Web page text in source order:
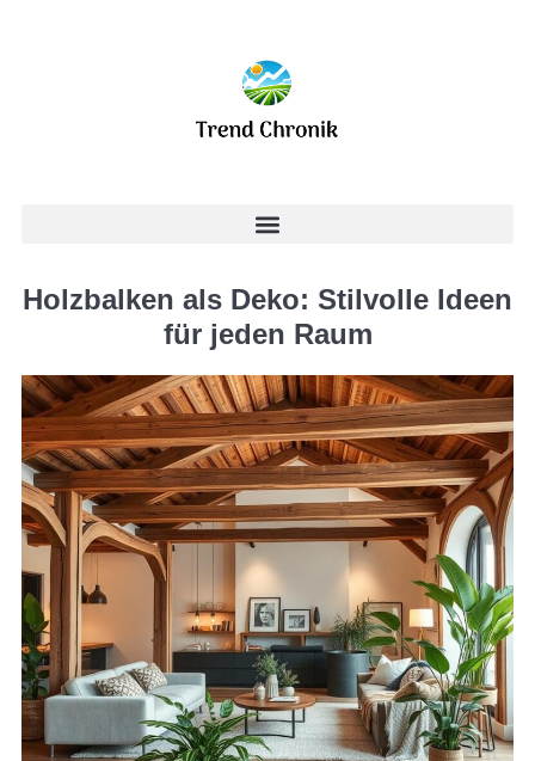
Holzbalken als Deko: Stilvolle Ideen
für jeden Raum